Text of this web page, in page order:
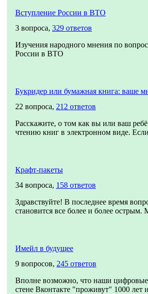
Вступление России в ВТО
3 вопроса, 329 ответов
Изучения народного мнения по
России в ВТО
Букридер или бумажная книга: ваше
22 вопроса, 212 ответов
Расскажите, о том как вы или ваш
чтению книг в электронном виде.
Крафт-пакеты
34 вопроса, 158 ответов
Здравствуйте! В последнее время
становится все более и более
Имейл в будущее
9 вопросов, 245 ответов
Вполне возможно, что наши цифровые
стене Вконтакте "проживут" 1000 лет